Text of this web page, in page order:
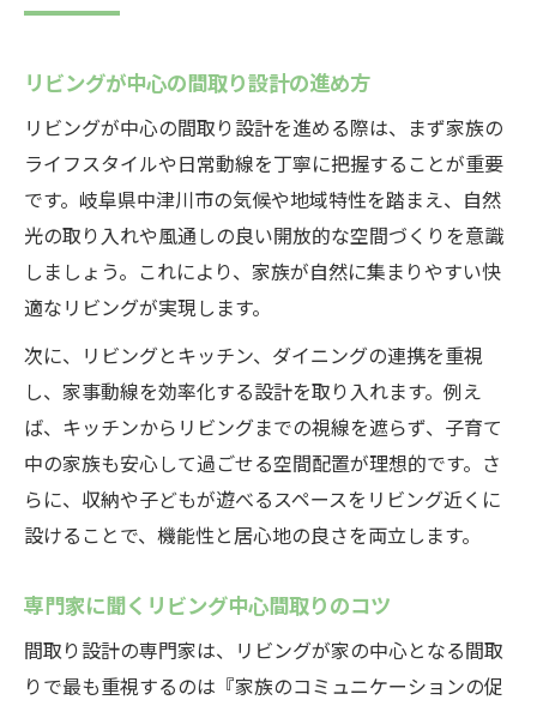
リビングが中心の間取り設計の進め方
リビングが中心の間取り設計を進める際は、まず家族の
ライフスタイルや日常動線を丁寧に把握することが重要
です。岐阜県中津川市の気候や地域特性を踏まえ、自然
光の取り入れや風通しの良い開放的な空間づくりを意識
しましょう。これにより、家族が自然に集まりやすい快
適なリビングが実現します。
次に、リビングとキッチン、ダイニングの連携を重視
し、家事動線を効率化する設計を取り入れます。例え
ば、キッチンからリビングまでの視線を遮らず、子育て
中の家族も安心して過ごせる空間配置が理想的です。さ
らに、収納や子どもが遊べるスペースをリビング近くに
設けることで、機能性と居心地の良さを両立します。
専門家に聞くリビング中心間取りのコツ
間取り設計の専門家は、リビングが家の中心となる間取
りで最も重視するのは『家族のコミュニケーションの促